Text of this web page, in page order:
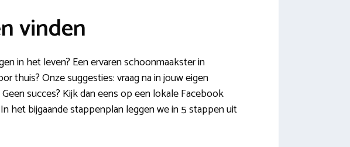
vinden
in het leven? Een ervaren schoonmaakster in
thuis? Onze suggesties: vraag na in jouw eigen
succes? Kijk dan eens op een lokale Facebook
het bijgaande stappenplan leggen we in 5 stappen uit